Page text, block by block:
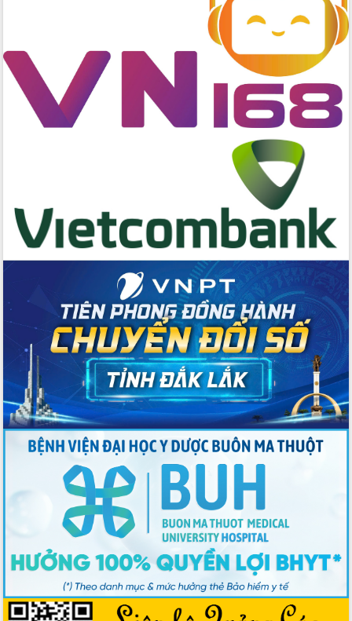
Lễ phát động chuỗi hoạt động chung
tay làm sạch môi trường
Xã Ea Kar bước chuyển mình trong
công tác cải cách hành chính mô hình
Đắk Lắk”
Tăng cường giám sát, đôn đốc thực
hiện nhiệm vụ quản lý tài sản công
hàng tuần
Tháo gỡ những vướng mắc, đẩy mạnh
công tác cải cách thủ tục hành chính
tại Trung tâm Phục vụ hành chính
công tỉnh
Đắk Lắk: Tôn vinh 46 giải pháp tại Hội
thi Sáng tạo Kỹ thuật 2024 - 2025
Đắk Lắk rà soát, điều chỉnh Đề án 190
về phát triển nuôi trồng thủy sản
Phó Chủ tịch UBND tỉnh Đắk Lắk
Trương Công Thái kiểm tra thực địa
Dự án cao tốc Khánh Hòa - Buôn Ma
Định vị cà phê Việt Nam như một “di
sản sống” trong dòng chảy toàn cầu
Xây dựng nông thôn mới: Nâng cao đời
sống người dân từ những mô hình thiết
thực
Quyết liệt tháo gỡ vướng mắc, đẩy
nhanh tiến độ các dự án trọng điểm
trong Khu kinh tế Nam Phú Yên